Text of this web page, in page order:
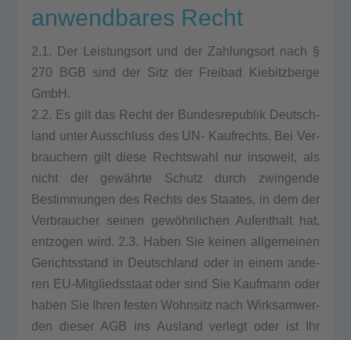
anwendbares Recht
2.1. Der Leis­tungs­ort und der Zah­lungs­ort nach §
270 BGB sind der Sitz der Frei­bad Kie­bitz­ber­ge
GmbH.
2.2. Es gilt das Recht der Bun­des­re­pu­blik Deutsch­
land unter Aus­schluss des UN- Kauf­rechts. Bei Ver­
brau­chern gilt die­se Rechts­wahl nur inso­weit, als
nicht der gewährte Schutz durch zwin­gen­de
Bestim­mun­gen des Rechts des Staa­tes, in dem der
Ver­brau­cher sei­nen gewöhnlichen Auf­ent­halt hat,
ent­zo­gen wird. 2.3. Haben Sie kei­nen all­ge­mei­nen
Gerichts­stand in Deutsch­land oder in einem ande­
ren EU-Mit­glieds­staat oder sind Sie Kauf­mann oder
haben Sie Ihren fes­ten Wohn­sitz nach Wirk­sam­wer­
den die­ser AGB ins Aus­land ver­legt oder ist Ihr